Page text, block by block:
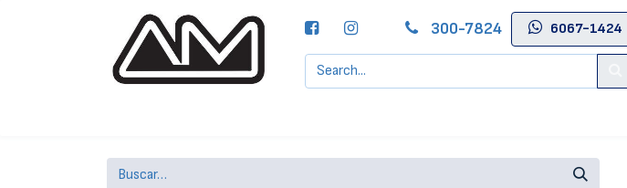
300-7824
6067-1424